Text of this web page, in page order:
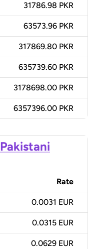
31786.98 PKR
63573.96 PKR
317869.80 PKR
635739.60 PKR
3178698.00 PKR
6357396.00 PKR
Pakistani
Rate
0.0031 EUR
0.0315 EUR
0.0629 EUR